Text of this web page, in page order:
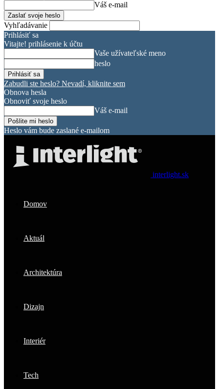
Váš e-mail
Vyhľadávanie
Prihlásiť sa
Vitajte! prihlásenie k účtu
Vaše užívateľské meno
heslo
Zabudli ste heslo? Nevadí, kliknite sem
Obnova hesla
Obnoviť svoje heslo
Váš e-mail
Heslo vám bude zaslané e-mailom
interlight.sk
Domov
Aktuál
Architektúra
Dizajn
Interiér
Tech